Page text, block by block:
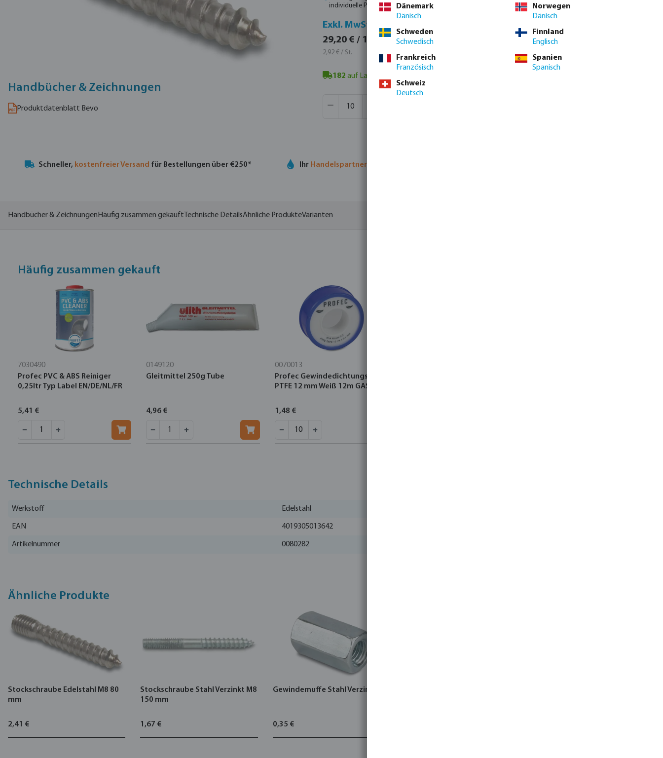
Handbücher & Zeichnungen
Produktdatenblatt Bevo
individuelle Preise zu erhalten.
Exkl. MwSt.
29,20 € / 10 St.
2,92 € / St.
34,75 € / 10 St.
182 auf Lager in Veghel, NL
Schneller, kostenfreier Versand für Bestellungen über €250* Ihr Handelspartner
Handbücher & Zeichnungen Häufig zusammen gekauft Technische DetailsÄhnliche ProdukteVarianten
Häufig zusammen gekauft
7030490
Profec PVC & ABS Reiniger
0,25ltr Typ Label EN/DE/NL/FR
5,41 €
0149120
Gleitmittel 250g Tube
4,96 €
0070013
Profec Gewindedichtungsband
PTFE 12 mm Weiß 12m GASTEC
1,48 €
Technische Details
Werkstoff Edelstahl
EAN 4019305013642
Artikelnummer 0080282
Ähnliche Produkte
Stockschraube Edelstahl M8 80
mm
2,41 €
Stockschraube Stahl Verzinkt M8
150 mm
1,67 €
Gewindemuffe Stahl Verzinkt M8
0,35 €
Dänemark
Dänisch
Norwegen
Dänisch
Schweden
Schwedisch
Finnland
Englisch
Frankreich
Französisch
Spanien
Spanisch
Schweiz
Deutsch